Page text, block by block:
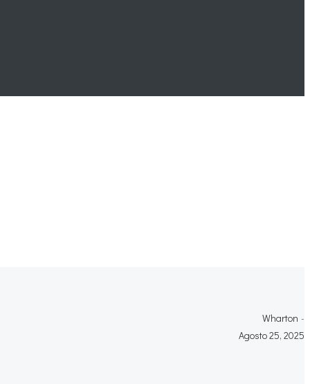
Wharton -
Agosto 25, 2025